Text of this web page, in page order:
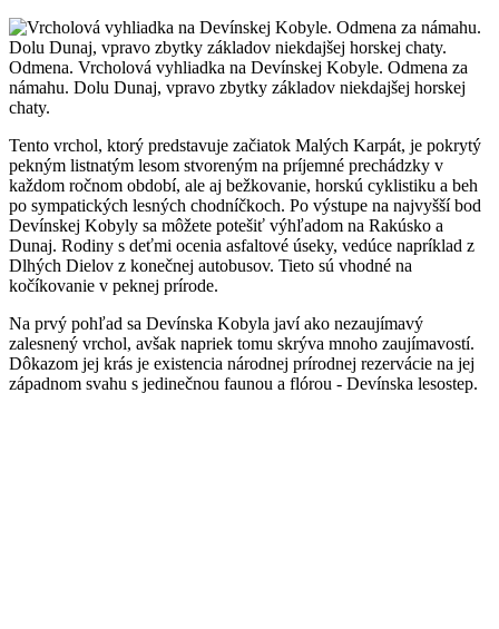
Odmena. Vrcholová vyhliadka na Devínskej Kobyle. Odmena za
námahu. Dolu Dunaj, vpravo zbytky základov niekdajšej horskej
chaty.
Tento vrchol, ktorý predstavuje začiatok Malých Karpát, je pokrytý
pekným listnatým lesom stvoreným na príjemné prechádzky v
každom ročnom období, ale aj bežkovanie, horskú cyklistiku a beh
po sympatických lesných chodníčkoch. Po výstupe na najvyšší bod
Devínskej Kobyly sa môžete potešiť výhľadom na Rakúsko a
Dunaj. Rodiny s deťmi ocenia asfaltové úseky, vedúce napríklad z
Dlhých Dielov z konečnej autobusov. Tieto sú vhodné na
kočíkovanie v peknej prírode.
Na prvý pohľad sa Devínska Kobyla javí ako nezaujímavý
zalesnený vrchol, avšak napriek tomu skrýva mnoho zaujímavostí.
Dôkazom jej krás je existencia národnej prírodnej rezervácie na jej
západnom svahu s jedinečnou faunou a flórou - Devínska lesostep.